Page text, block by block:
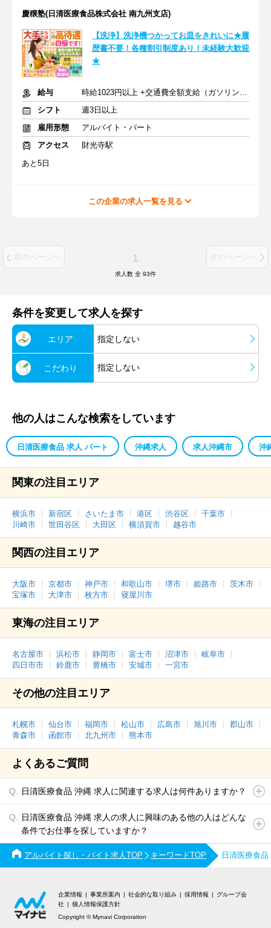
慶穣塾(日清医療食品株式会社 南九州支店)
【洗浄】洗浄機つかってお皿をきれいに★履
歴書不要！各種割引制度あり！未経験大歓迎
★
給与
時給1023円以上 +交通費全額支給（ガソリン代も支給）
シフト
週3日以上
雇用形態
アルバイト・パート
アクセス
財光寺駅
あと5日
この企業の求人一覧を見る
前のページへ 1 次のページへ
求人数 全 93件
条件を変更して求人を探す
エリア 指定しない
こだわり 指定しない
他の人はこんな検索をしています
日清医療食品 求人 パート 沖縄求人 求人沖縄市 沖
関東の注目エリア
横浜市 新宿区 さいたま市 港区 渋谷区
千葉市
川崎市
世田谷区 大田区 横須賀市 越谷市
関西の注目エリア
大阪市 京都市 神戸市 和歌山市 堺市 姫路市
茨木市
宝塚市
大津市 枚方市 寝屋川市
東海の注目エリア
名古屋市 浜松市 静岡市 富士市 沼津市
岐阜市
四日市市
鈴鹿市 豊橋市 安城市 一宮市
その他の注目エリア
札幌市 仙台市 福岡市 松山市 広島市 旭川市
郡山市
青森市
函館市 北九州市 熊本市
よくあるご質問
日清医療食品 沖縄 求人に関連する求人は何件ありますか？
日清医療食品 沖縄 求人の求人に興味のある他の人はどんな
条件でお仕事を探していますか？
アルバイト探し・バイト求人TOP キーワードTOP 日清医療食
企業情報 事業所案内 社会的な取り組み 採用情報
グループ会
社
個人情報保護方針
Copyright © Mynavi Corporation